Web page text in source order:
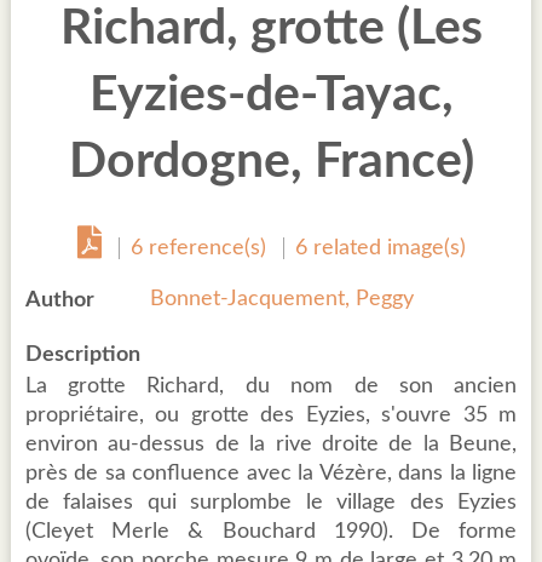
Richard, grotte (Les
Eyzies-de-Tayac,
Dordogne, France)
6 reference(s) 6 related image(s)
Author Bonnet-Jacquement, Peggy
Description
La grotte Richard, du nom de son ancien
propriétaire, ou grotte des Eyzies, s'ouvre 35 m
environ au-dessus de la rive droite de la Beune,
près de sa confluence avec la Vézère, dans la ligne
de falaises qui surplombe le village des Eyzies
(Cleyet Merle & Bouchard 1990). De forme